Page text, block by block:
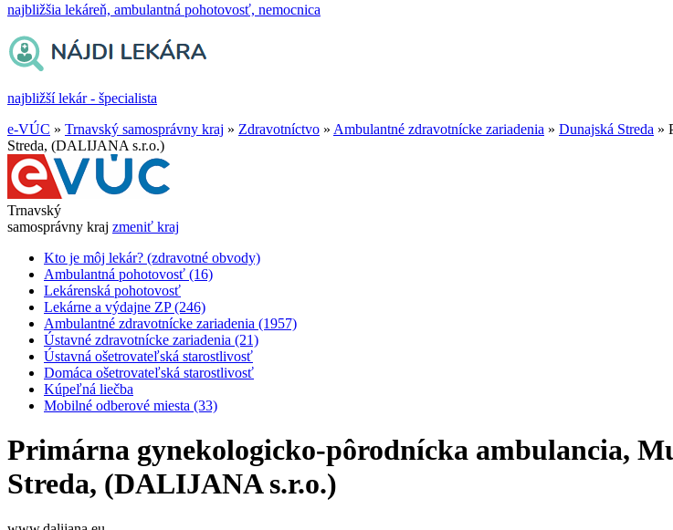
najbližšia lekáreň, ambulantná pohotovosť, nemocnica
najbližší lekár - špecialista
e-VÚC » Trnavský samosprávny kraj » Zdravotníctvo » Ambulantné zdravotnícke zariadenia » Dunajská Streda »
Streda, (DALIJANA s.r.o.)
Trnavský
samosprávny kraj zmeniť kraj
Kto je môj lekár? (zdravotné obvody)
Ambulantná pohotovosť (16)
Lekárenská pohotovosť
Lekárne a výdajne ZP (246)
Ambulantné zdravotnícke zariadenia (1957)
Ústavné zdravotnícke zariadenia (21)
Ústavná ošetrovateľská starostlivosť
Domáca ošetrovateľská starostlivosť
Kúpeľná liečba
Mobilné odberové miesta (33)
Primárna gynekologicko-pôrodnícka ambulancia,
Streda, (DALIJANA s.r.o.)